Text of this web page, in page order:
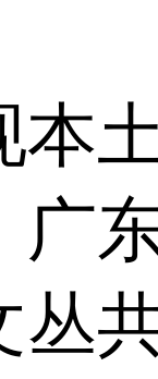
广
丛